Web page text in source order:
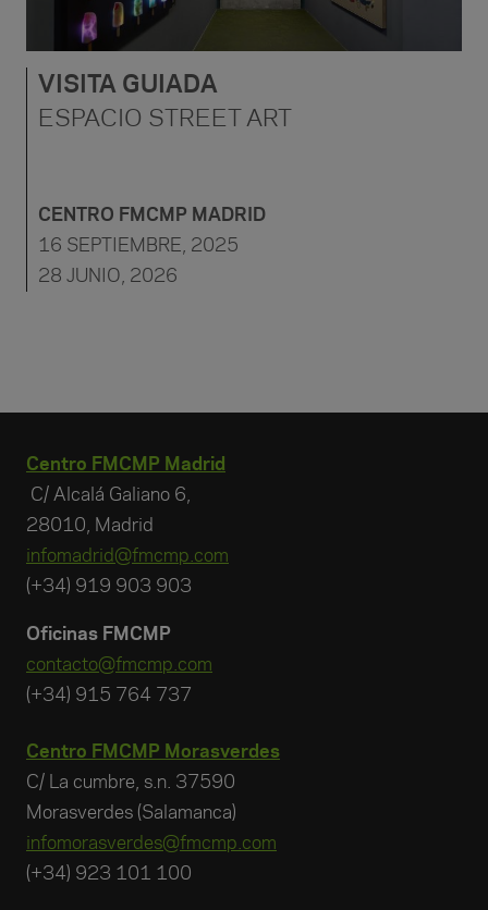
VISITA GUIADA
ESPACIO STREET ART
CENTRO FMCMP MADRID
16 SEPTIEMBRE, 2025
28 JUNIO, 2026
Centro FMCMP Madrid
C/ Alcalá Galiano 6,
28010, Madrid
infomadrid@fmcmp.com
(+34) 919 903 903
Oficinas FMCMP
contacto@fmcmp.com
(+34) 915 764 737
Centro FMCMP Morasverdes
C/ La cumbre, s.n. 37590
Morasverdes (Salamanca)
infomorasverdes@fmcmp.com
(+34) 923 101 100